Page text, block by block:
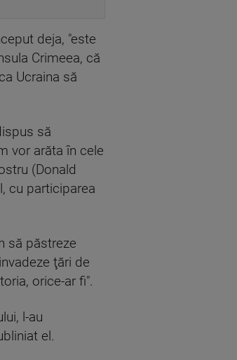
deja, "este
Crimeea, că
Ucraina să
să
vor arăta în cele
(Donald
cu participarea
să păstreze
ţări de
orice-ar fi".
l-au
el.